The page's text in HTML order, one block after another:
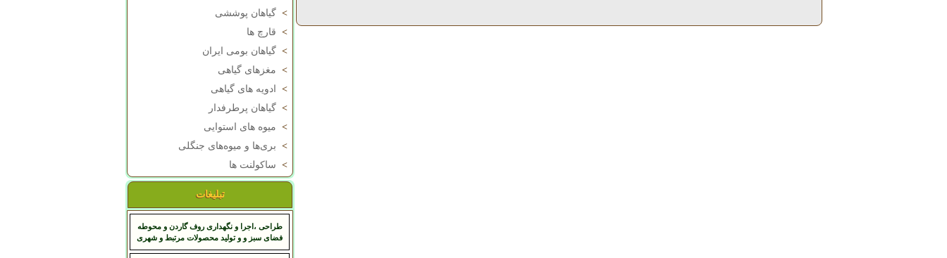
> گیاهان پوششی
> قارچ ها
> گیاهان بومی ایران
> مغزهای گیاهی
>
ادویه های گیاهی
> گیاهان پرطرفدار
> میوه های استوایی
> بری‌ها و میوه‌های جنگلی
> ساکولنت ها
تبلیغات
طراحی ،اجرا و نگهداری روف گاردن و محوطه
فضای سبز و و تولید محصولات مرتبط و شهری